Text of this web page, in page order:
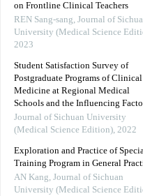
on Frontline Clinical Teachers
REN Sang-sang, Journal of
University (Medical Science
2023
Student Satisfaction Survey of
Postgraduate Programs of Clinical
Medicine at Regional Medical
Schools and the Influencing
Journal of Sichuan University
(Medical Science Edition), 2022
Exploration and Practice of
Training Program in General
AN Kang, Journal of Sichuan
University (Medical Science